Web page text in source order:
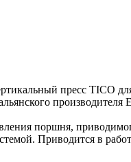
пресс TICO
производителя
поршня,
Приводится в